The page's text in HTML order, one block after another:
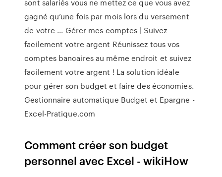
sont salariés vous ne mettez ce que vous avez
gagné qu’une fois par mois lors du versement
de votre ... Gérer mes comptes | Suivez
facilement votre argent Réunissez tous vos
comptes bancaires au même endroit et suivez
facilement votre argent ! La solution idéale
pour gérer son budget et faire des économies.
Gestionnaire automatique Budget et Epargne -
Excel-Pratique.com
Comment créer son budget
personnel avec Excel - wikiHow